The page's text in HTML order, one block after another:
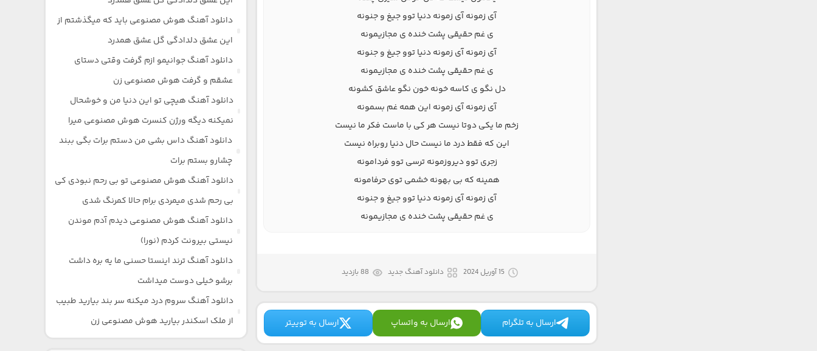
آی زمونه آی زمونه دنیا توو جیغ و جنونه
ی غم حقیقی پشت خنده ی مجازیمونه
آی زمونه آی زمونه دنیا توو جیغ و جنونه
ی غم حقیقی پشت خنده ی مجازیمونه
دل نگو ی کاسه خونه خون نگو عاشق کشونه
آی زمونه آی زمونه این همه غم بسمونه
زخم ما یکی دوتا نیست هر کی با ماست فکر ما نیست
این که فقط درد ما نیست حال دنیا روبراه نیست
زجری توو دیروزمونه ترسی توو فردامونه
همینه که بی بهونه خشمی توی حرفامونه
آی زمونه آی زمونه دنیا توو جیغ و جنونه
ی غم حقیقی پشت خنده ی مجازیمونه
15 آوریل 2024 دانلود آهنگ جدید 88 بازدید
ارسال به تلگرام ارسال به واتساپ ارسال به توییتر
دانلود آهنگ هوش مصنوعی باید که میگذشتم از
این عشق دلدادگی گل عشق همدرد
دانلود آهنگ جوانیمو ازم گرفت وقتی دستای
عشقم و گرفت هوش مصنوعی زن
دانلود آهنگ هیچی تو این دنیا من و خوشحال
نمیکنه دیگه ورژن کنسرت هوش مصنوعی میرا
دانلود آهنگ داس بشی من دستم برات بگی ببند
چشارو بستم برات
دانلود آهنگ هوش مصنوعی تو بی رحم نبودی کی
بی رحم شدی میمردی برام حالا کمرنگ شدی
دانلود آهنگ هوش مصنوعی دیدم آدم موندن
نیستی بیرونت کردم (نورا)
دانلود آهنگ ترند اینستا حسنی ما یه بره داشت
برشو خیلی دوست میداشت
دانلود آهنگ سروم درد میکنه سر بند بیارید طبیب
از ملک اسکندر بیارید هوش مصنوعی زن